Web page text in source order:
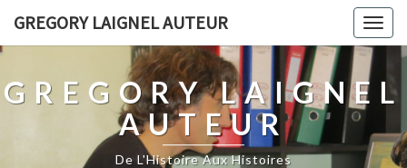
GREGORY LAIGNEL AUTEUR
GREGORY LAIGNEL
AUTEUR
De L'Histoire Aux Histoires